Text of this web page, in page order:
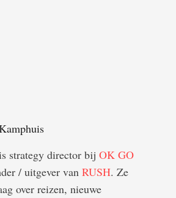
strategy director bij OK GO
/ uitgever van RUSH. Ze
over reizen, nieuwe